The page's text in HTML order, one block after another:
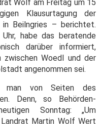
Wolf am Freitag um 15
Klausurtagung der
in Beilngries – berichtet.
habe das beratende
darüber informiert,
zwischen Woedl und der
angenommen sei.
man von Seiten des
Denn, so Behörden-
Sonntag: „Um
Martin Wolf Wert